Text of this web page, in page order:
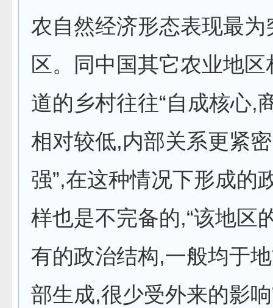
农自然经济形态表现最为
区。同中国其它农业地区
道的乡村往往“自成核心,
相对较低,内部关系更紧
强”,在这种情况下形成的
样也是不完备的,“该地区
有的政治结构,一般均于
部生成,很少受外来的影响